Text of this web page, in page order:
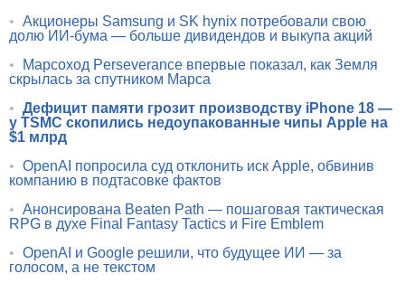
• Акционеры Samsung и SK hynix потребовали свою
долю ИИ-бума — больше дивидендов и выкупа акций
•
Марсоход Perseverance впервые показал, как Земля
скрылась за спутником Марса
• Дефицит памяти грозит производству iPhone 18 —
у TSMC скопились недоупакованные чипы Apple на
$1 млрд
• OpenAI попросила суд отклонить иск Apple, обвинив
компанию в подтасовке фактов
• Анонсирована Beaten Path — пошаговая тактическая
RPG в духе Final Fantasy Tactics и Fire Emblem
• OpenAI и Google решили, что будущее ИИ — за
голосом, а не текстом